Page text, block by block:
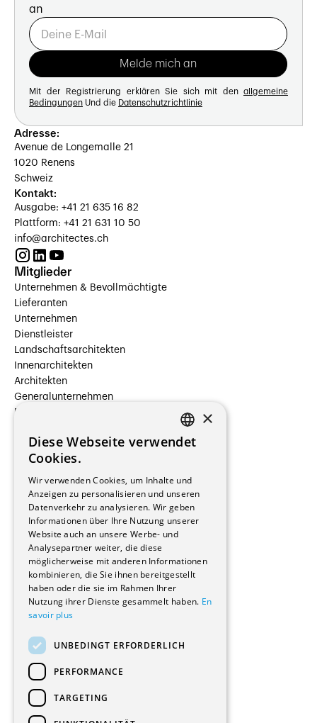
an
Mit der Registrierung erklären Sie sich mit den allgemeine
Bedingungen Und die Datenschutzrichtlinie
Adresse:
Avenue de Longemalle 21
1020 Renens
Schweiz
Kontakt:
Ausgabe: +41 21 635 16 82
Plattform: +41 21 631 10 50
info@architectes.ch
Mitglieder
Unternehmen & Bevollmächtigte
Lieferanten
Unternehmen
Dienstleister
Landschaftsarchitekten
Innenarchitekten
Architekten
Generalunternehmen
Beauftragte Unternehmen
Hersteller/Lieferanten
Bauherrschaften
Stockwerkeigentum
Reportagen
Wohnungen
Renovierungen
Innere Umbauten
Gastgewerbe und Tourismus
Verwaltungsgebäude und Geschäfte
Schuleinrichtungen
Medizinische Einrichtungen
Kultur - Sport - Freizeit
Industrie - Handwerk
Transport und Parkplätze
Diverse Bauten
FRENCH
×
Diese Webseite verwendet
Cookies.
Wir verwenden Cookies, um Inhalte und
Anzeigen zu personalisieren und unseren
Datenverkehr zu analysieren. Wir geben
Informationen über Ihre Nutzung unserer
Website auch an unsere Werbe- und
Analysepartner weiter, die diese
möglicherweise mit anderen Informationen
kombinieren, die Sie ihnen bereitgestellt
haben oder die sie im Rahmen Ihrer
Nutzung ihrer Dienste gesammelt haben. En
savoir plus
UNBEDINGT ERFORDERLICH
PERFORMANCE
TARGETING